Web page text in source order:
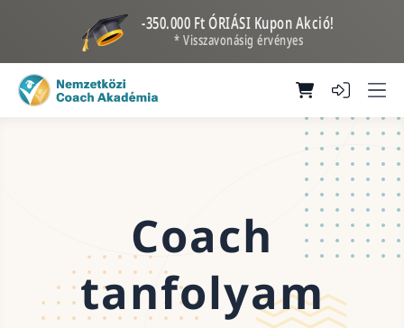
-350.000 Ft ÓRIÁSI Kupon Akció!
* Visszavonásig érvényes
Coach
tanfolyam